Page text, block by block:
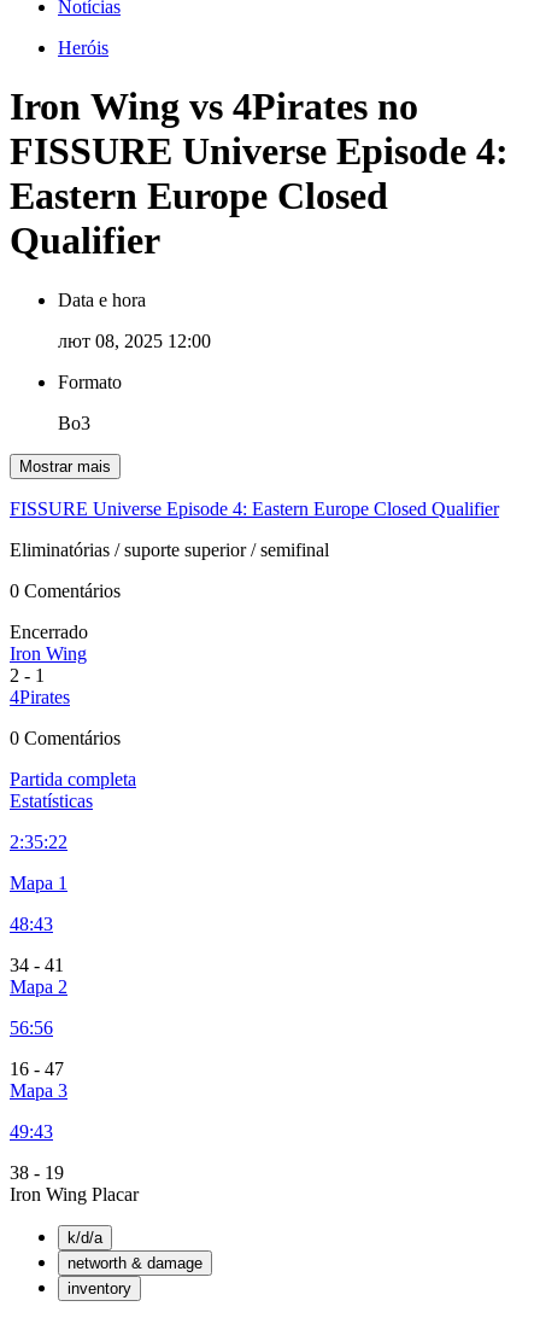
Notícias
Heróis
Iron Wing vs 4Pirates no
FISSURE Universe Episode 4:
Eastern Europe Closed
Qualifier
Data e hora
лют 08, 2025 12:00
Formato
Bo3
Mostrar mais
FISSURE Universe Episode 4: Eastern Europe Closed Qualifier
Eliminatórias / suporte superior/ semifinal
0 Comentários
Encerrado
Iron Wing
2 - 1
4Pirates
0 Comentários
Partida completa
Estatísticas
2:35:22
Mapa 1
48:43
34 - 41
Mapa 2
56:56
16 - 47
Mapa 3
49:43
38 - 19
Iron Wing Placar
k/d/a
networth & damage
inventory